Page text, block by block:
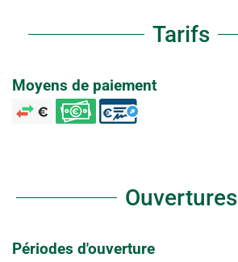
Tarifs
Moyens de paiement
Ouvertures
Périodes d'ouverture